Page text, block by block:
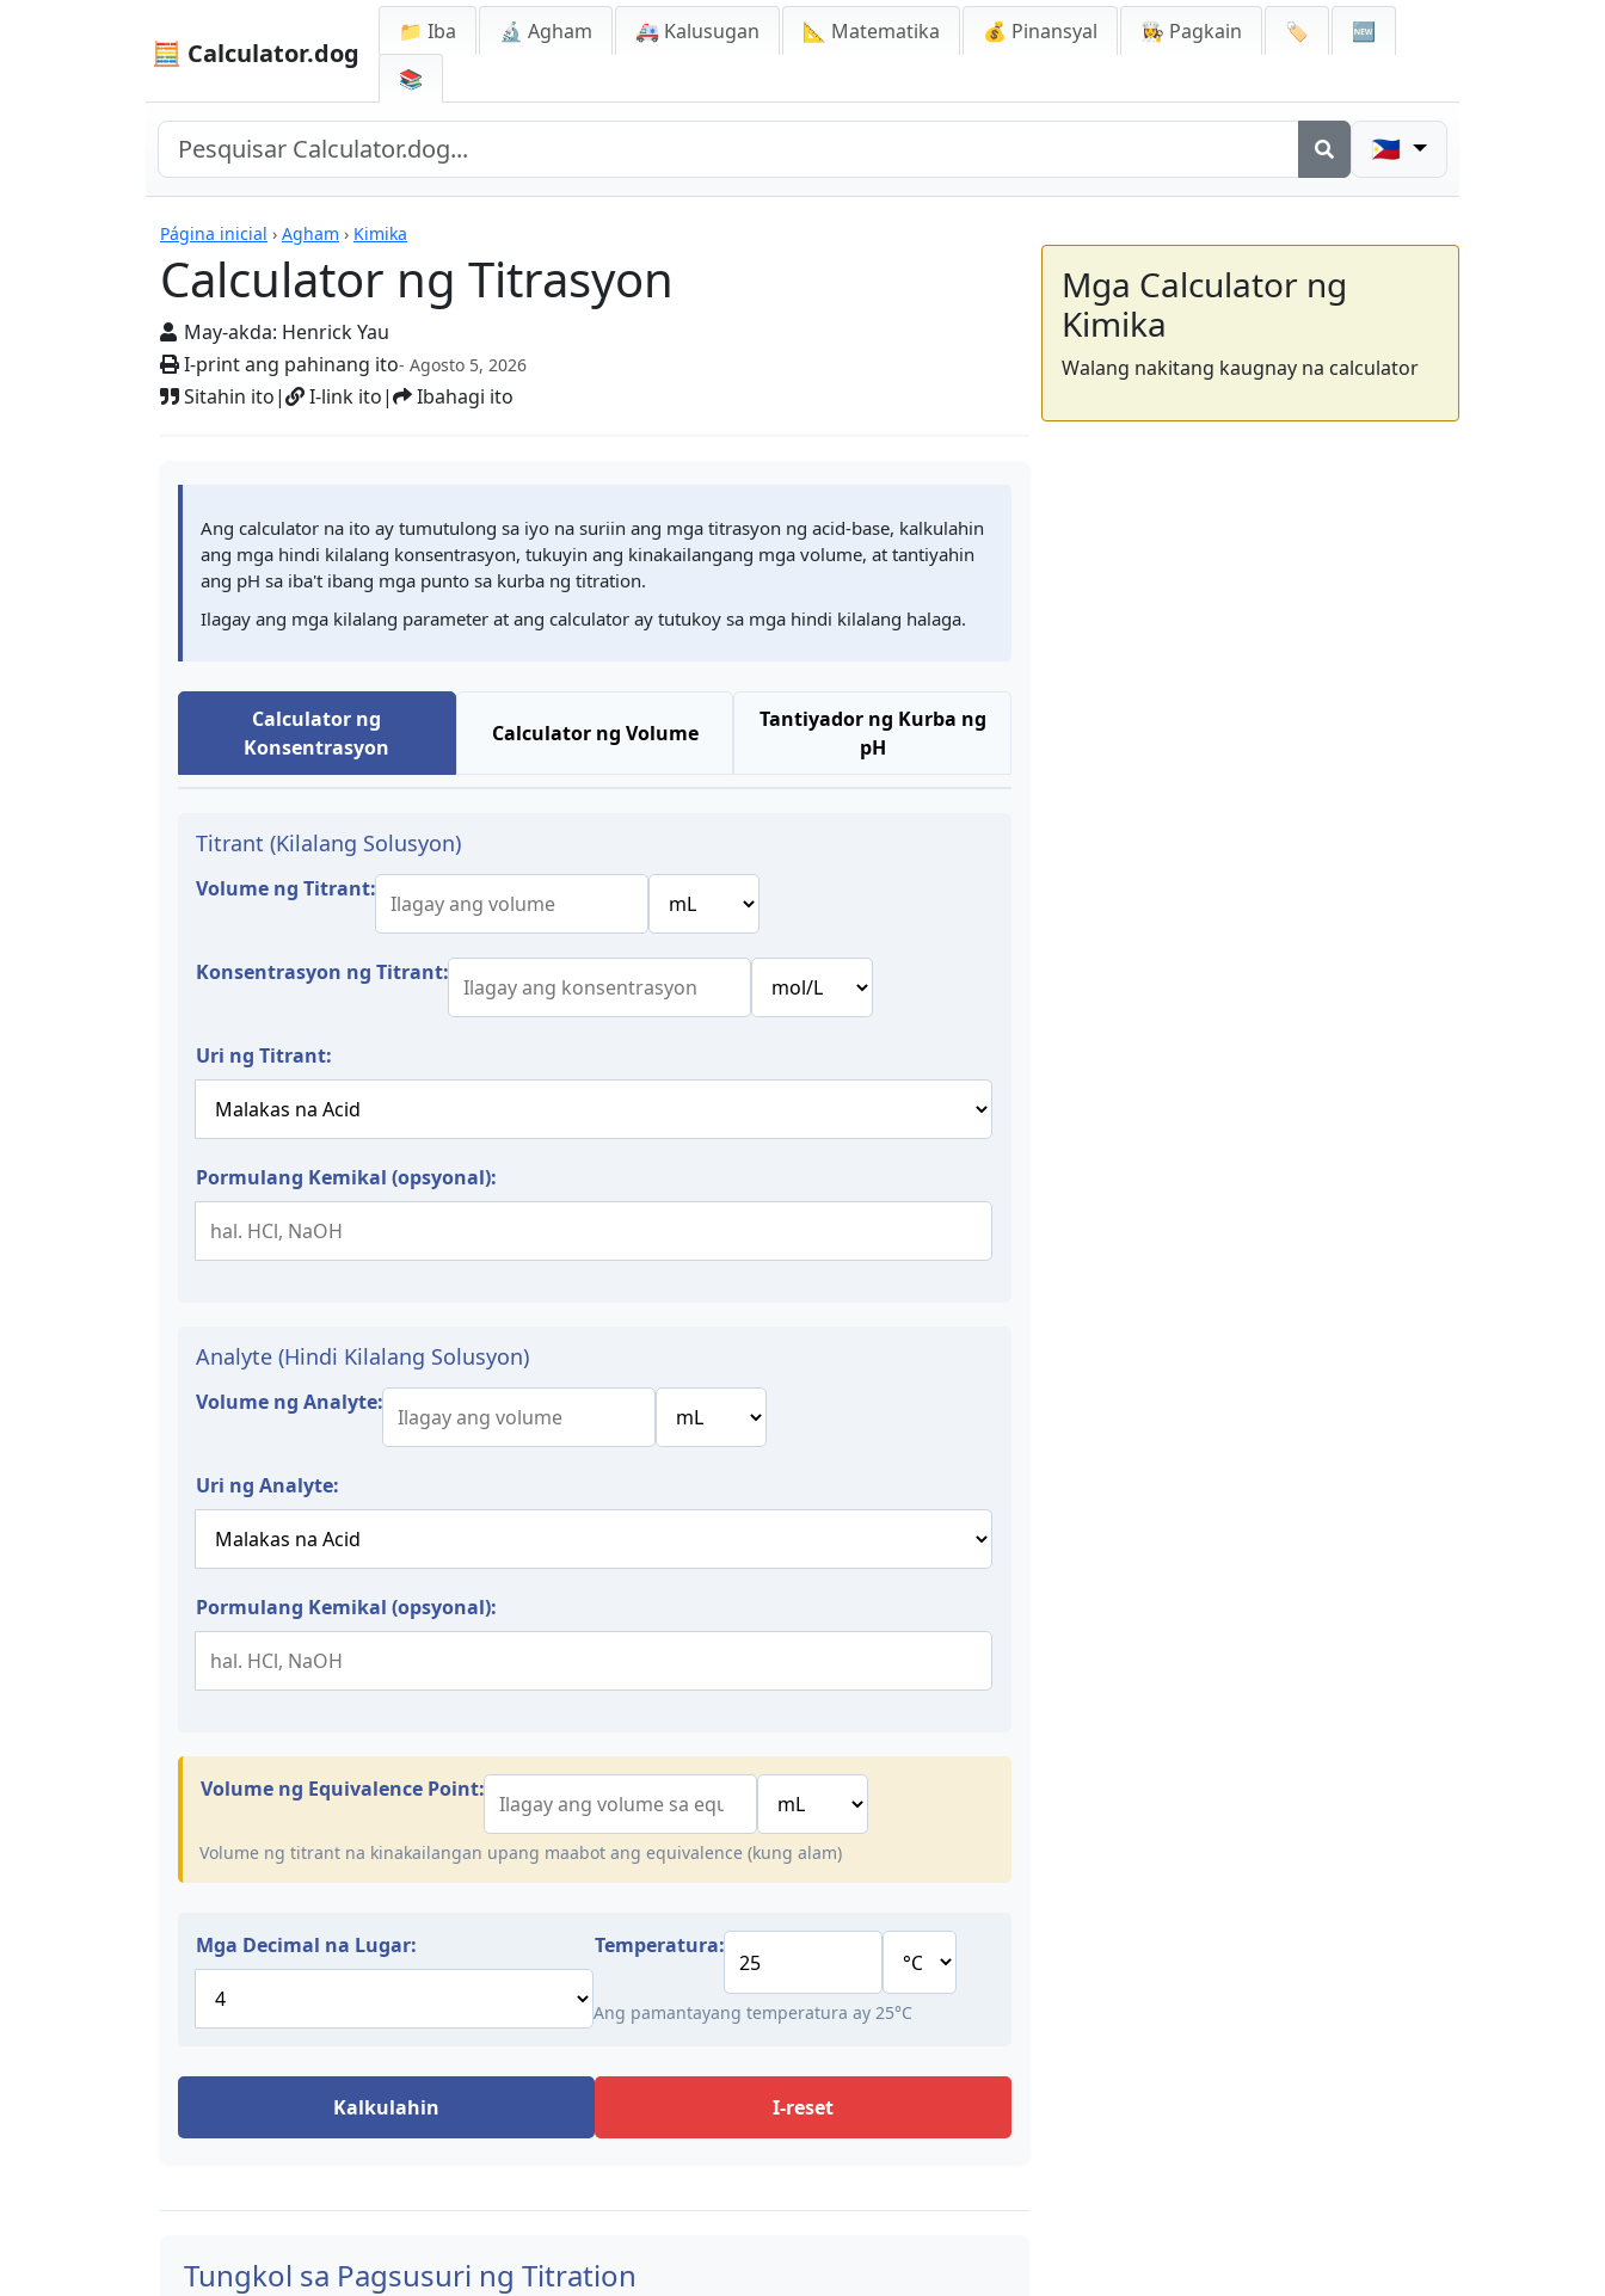
🧮 Calculator.dog
📁 Iba 🔬 Agham 🚑 Kalusugan 📐 Matematika 💰 Pinansyal 👩‍🍳 Pagkain 🏷️
🆕
📚
🇵🇭
Página inicial › Agham › Kimika
Calculator ng Titrasyon
May-akda: Henrick Yau
I-print ang pahinang ito- Agosto 5, 2026
Sitahin ito| I-link ito| Ibahagi ito
Mga Kalkulador
Ang calculator na ito ay tumutulong sa iyo na suriin ang mga titrasyon ng acid-base, kalkulahin
ang mga hindi kilalang konsentrasyon, tukuyin ang kinakailangang mga volume, at tantiyahin
ang pH sa iba't ibang mga punto sa kurba ng titration.
Ilagay ang mga kilalang parameter at ang calculator ay tutukoy sa mga hindi kilalang halaga.
Calculator ng
Konsentrasyon
Calculator ng Volume
Tantiyador ng Kurba ng
pH
Titrant (Kilalang Solusyon)
Volume ng Titrant:
Konsentrasyon ng Titrant:
Uri ng Titrant:
Pormulang Kemikal (opsyonal):
Analyte (Hindi Kilalang Solusyon)
Volume ng Analyte:
Uri ng Analyte:
Pormulang Kemikal (opsyonal):
Volume ng Equivalence Point:
Volume ng titrant na kinakailangan upang maabot ang equivalence (kung alam)
Mga Decimal na Lugar: Temperatura:
Ang pamantayang temperatura ay 25°C
Kalkulahin I-reset
Tungkol sa Pagsusuri ng Titration
Mga Calculator ng
Kimika
Walang nakitang kaugnay na calculator